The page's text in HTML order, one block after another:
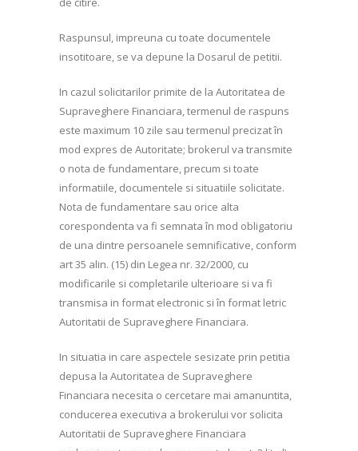
Raspunsul, impreuna cu toate documentele
insotitoare, se va depune la Dosarul de petitii.
In cazul solicitarilor primite de la Autoritatea de
Supraveghere Financiara, termenul de raspuns
este maximum 10 zile sau termenul precizat în
mod expres de Autoritate; brokerul va transmite
o nota de fundamentare, precum si toate
informatiile, documentele si situatiile solicitate.
Nota de fundamentare sau orice alta
corespondenta va fi semnata în mod obligatoriu
de una dintre persoanele semnificative, conform
art 35 alin. (15) din Legea nr. 32/2000, cu
modificarile si completarile ulterioare si va fi
transmisa in format electronic si în format letric
Autoritatii de Supraveghere Financiara.
In situatia in care aspectele sesizate prin petitia
depusa la Autoritatea de Supraveghere
Financiara necesita o cercetare mai amanuntita,
conducerea executiva a brokerului vor solicita
Autoritatii de Supraveghere Financiara